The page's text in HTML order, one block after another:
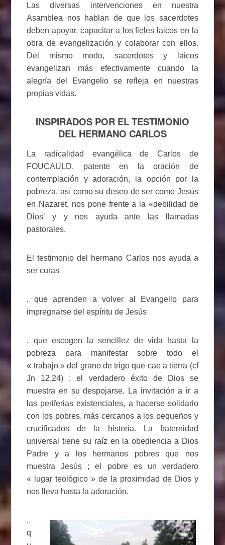
Las diversas intervenciones en nuestra
Asamblea nos hablan de que los sacerdotes
deben apoyar, capacitar a los fieles laicos en la
obra de evangelización y colaborar con ellos.
Del mismo modo, sacerdotes y laicos
evangelizan más efectivamente cuando la
alegría del Evangelio se refleja en nuestras
propias vidas.
INSPIRADOS POR EL TESTIMONIO
DEL HERMANO CARLOS
La radicalidad evangélica de Carlos de
FOUCAULD, patente en la oración de
contemplación y adoración, la opción por la
pobreza, así como su deseo de ser como Jesús
en Nazaret, nos pone frente a la «debilidad de
Dios’ y y nos ayuda ante las llamadas
pastorales.
El testimonio del hermano Carlos nos ayuda a
ser curas
. que aprenden a volver al Evangelio para
impregnarse del espíritu de Jesús
. que escogen la sencillez de vida hasta la
pobreza para manifestar sobre todo el
« trabajo » del grano de trigo que cae a tierra (cf
Jn 12,24) : el verdadero éxito de Dios se
muestra en su despojarse. La invitación a ir a
las periferias existenciales, a hacerse solidario
con los pobres, más cercanos a los pequeños y
crucificados de la historia. La fraternidad
universal tiene su raíz en la obediencia a Dios
Padre y a los hermanos pobres que nos
muestra Jesús ; el pobre es un verdadero
« lugar teológico » de la proximidad de Dios y
nos lleva hasta la adoración.
.
q